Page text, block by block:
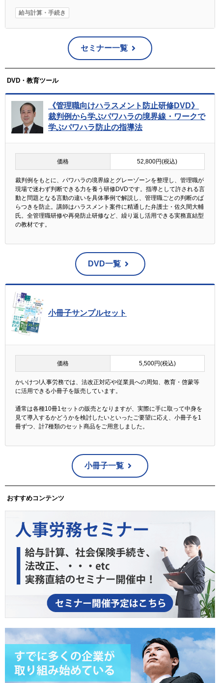
給与計算・手続き
セミナー一覧
DVD・教育ツール
《管理職向けハラスメント防止研修DVD》
裁判例から学ぶパワハラの境界線・ワークで
学ぶパワハラ防止の指導法
価格 52,800円(税込)
裁判例をもとに、パワハラの境界線とグレーゾーンを整理し、管理職が
現場で迷わず判断できる力を養う研修DVDです。指導として許される言
動と問題となる言動の違いを具体事例で解説し、管理職ごとの判断のば
らつきを防止。講師はハラスメント案件に精通した弁護士・佐久間大輔
氏。全管理職研修や再発防止研修など、繰り返し活用できる実務直結型
の教材です。
DVD一覧
小冊子サンプルセット
価格 5,500円(税込)
かいけつ!人事労務では、法改正対応や従業員への周知、教育・啓蒙等
に活用できる小冊子を販売しています。
通常は各種10冊1セットの販売となりますが、実際に手に取って中身を
見て導入するかどうかを検討したいといったご要望に応え、小冊子を1
冊ずつ、計7種類のセット商品をご用意しました。
小冊子一覧
おすすめコンテンツ